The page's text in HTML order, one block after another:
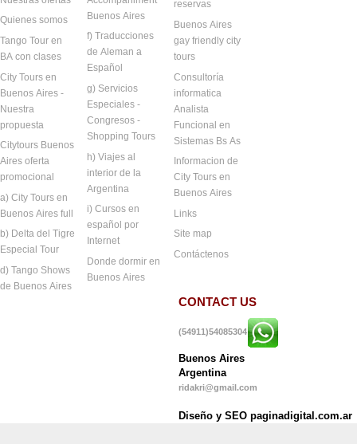
Quienes somos
Tango Tour en
BA con clases
City Tours en
Buenos Aires -
Nuestra
propuesta
Citytours Buenos
Aires oferta
promocional
a) City Tours en
Buenos Aires full
b) Delta del Tigre
Especial Tour
d) Tango Shows
de Buenos Aires
Buenos Aires
f) Traducciones
de Aleman a
Español
g) Servicios
Especiales -
Congresos -
Shopping Tours
h) Viajes al
interior de la
Argentina
i) Cursos en
español por
Internet
Donde dormir en
Buenos Aires
reservas
Buenos Aires
gay friendly city
tours
Consultoría
informatica
Analista
Funcional en
Sistemas Bs As
Informacion de
City Tours en
Buenos Aires
Links
Site map
Contáctenos
CONTACT US
(54911)54085304
Buenos Aires
Argentina
ridakri@gmail.com
Diseño y SEO paginadigital.com.ar